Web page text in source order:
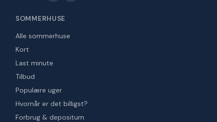
SOMMERHUSE
Alle sommerhuse
Kort
Last minute
Tilbud
Populære uger
Hvornår er det billigst?
Forbrug & depositum